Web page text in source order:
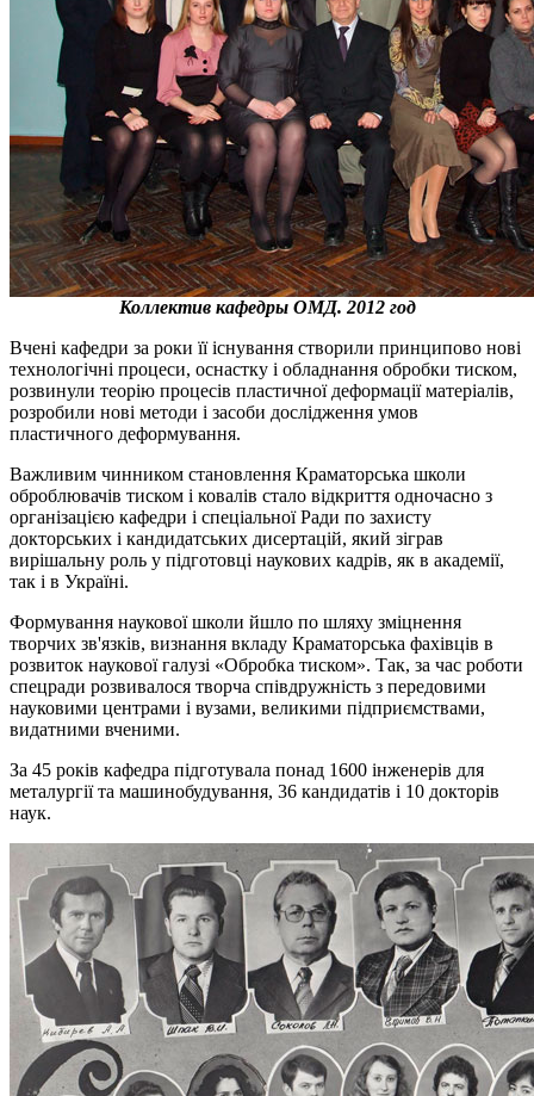
Коллектив кафедры ОМД. 2012 год
Вчені кафедри за роки її існування створили принципово нові
технологічні процеси, оснастку і обладнання обробки тиском,
розвинули теорію процесів пластичної деформації матеріалів,
розробили нові методи і засоби дослідження умов
пластичного деформування.
Важливим чинником становлення Краматорська школи
оброблювачів тиском і ковалів стало відкриття одночасно з
організацією кафедри і спеціальної Ради по захисту
докторських і кандидатських дисертацій, який зіграв
вирішальну роль у підготовці наукових кадрів, як в академії,
так і в Україні.
Формування наукової школи йшло по шляху зміцнення
творчих зв'язків, визнання вкладу Краматорська фахівців в
розвиток наукової галузі «Обробка тиском». Так, за час роботи
спецради розвивалося творча співдружність з передовими
науковими центрами і вузами, великими підприємствами,
видатними вченими.
За 45 років кафедра підготувала понад 1600 інженерів для
металургії та машинобудування, 36 кандидатів і 10 докторів
наук.